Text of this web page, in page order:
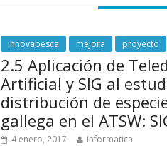
innovapesca mejora proyecto
2.5 Aplicación de
Artificial y SIG al
distribución de
gallega en el ATSW:
4 enero, 2017 informatica